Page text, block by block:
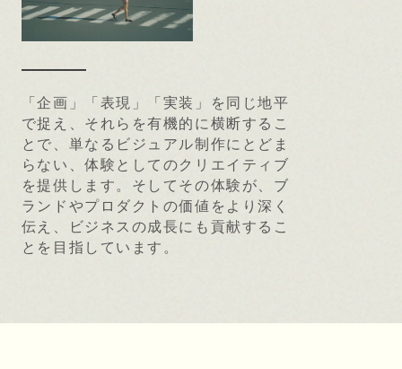
「企画」「表現」「実装」を同じ地平
で捉え、それらを有機的に横断するこ
とで、単なるビジュアル制作にとどま
らない、体験としてのクリエイティブ
を提供します。そしてその体験が、ブ
ランドやプロダクトの価値をより深く
伝え、ビジネスの成長にも貢献するこ
とを目指しています。